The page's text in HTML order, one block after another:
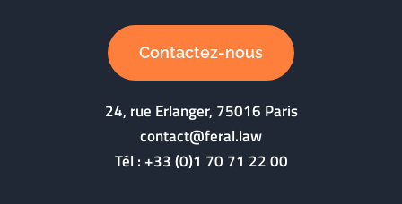
Contactez-nous
24, rue Erlanger, 75016 Paris
contact@feral.law
Tél :+33 (0)1 70 71 22 00